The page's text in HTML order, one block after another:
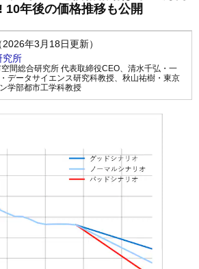
年後の価格推移も公開
年3月18日更新）
究所
間総合研究所 代表取締役CEO、 清水千弘・一
データサイエンス研究科教授、 秋山祐樹・東京
学部都市工学科教授